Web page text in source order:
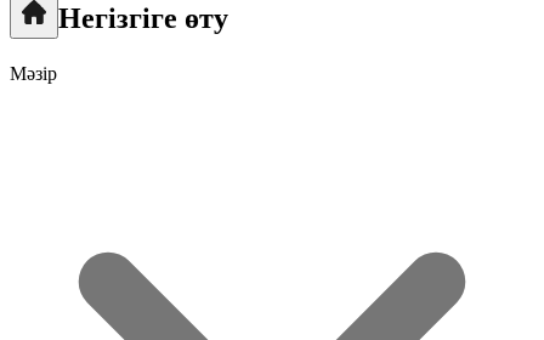
Негізгіге өту
Мәзір